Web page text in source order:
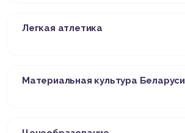
Легкая атлетика
Материальная культура Беларуси